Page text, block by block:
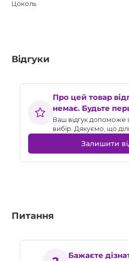
Цоколь
Відгуки
Про цей товар
немає. Будьте
Ваш відгук допоможе
вибір. Дякуємо, що
Залишити
Питання
Бажаєте